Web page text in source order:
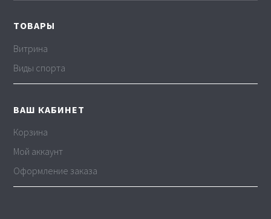
ТОВАРЫ
Витрина
Виды спорта
ВАШ КАБИНЕТ
Корзина
Мой аккаунт
Оформление заказа